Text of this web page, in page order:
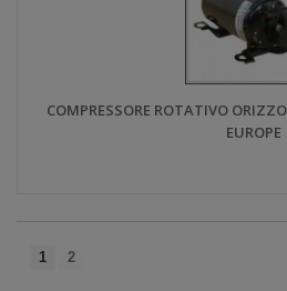
COMPRESSORE ROTATIVO
EUROPE
1 2